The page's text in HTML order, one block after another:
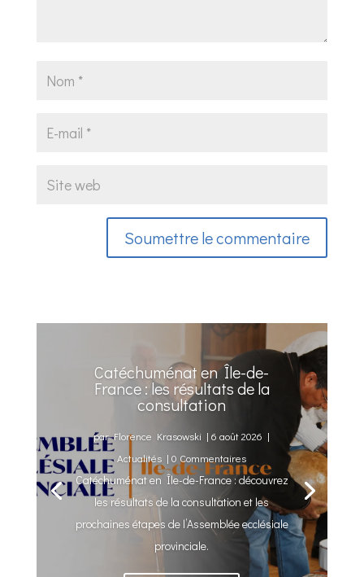
Soumettre le commentaire
Catéchuménat en Île-de-
France : les résultats de la
consultation
parFlorence Krasowski |6 août 2026 |
Actualités | 0 Commentaires
Catéchuménat en Île-de-France : découvrez
les résultats de la consultation et les
prochaines étapes de l’Assemblée ecclésiale
provinciale.